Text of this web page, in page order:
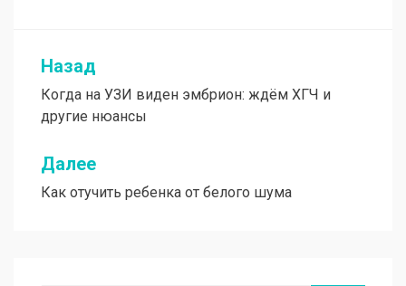
Навигация
по
записям
Назад
Когда на УЗИ виден эмбрион: ждём ХГЧ и
другие нюансы
Далее
Как отучить ребенка от белого шума